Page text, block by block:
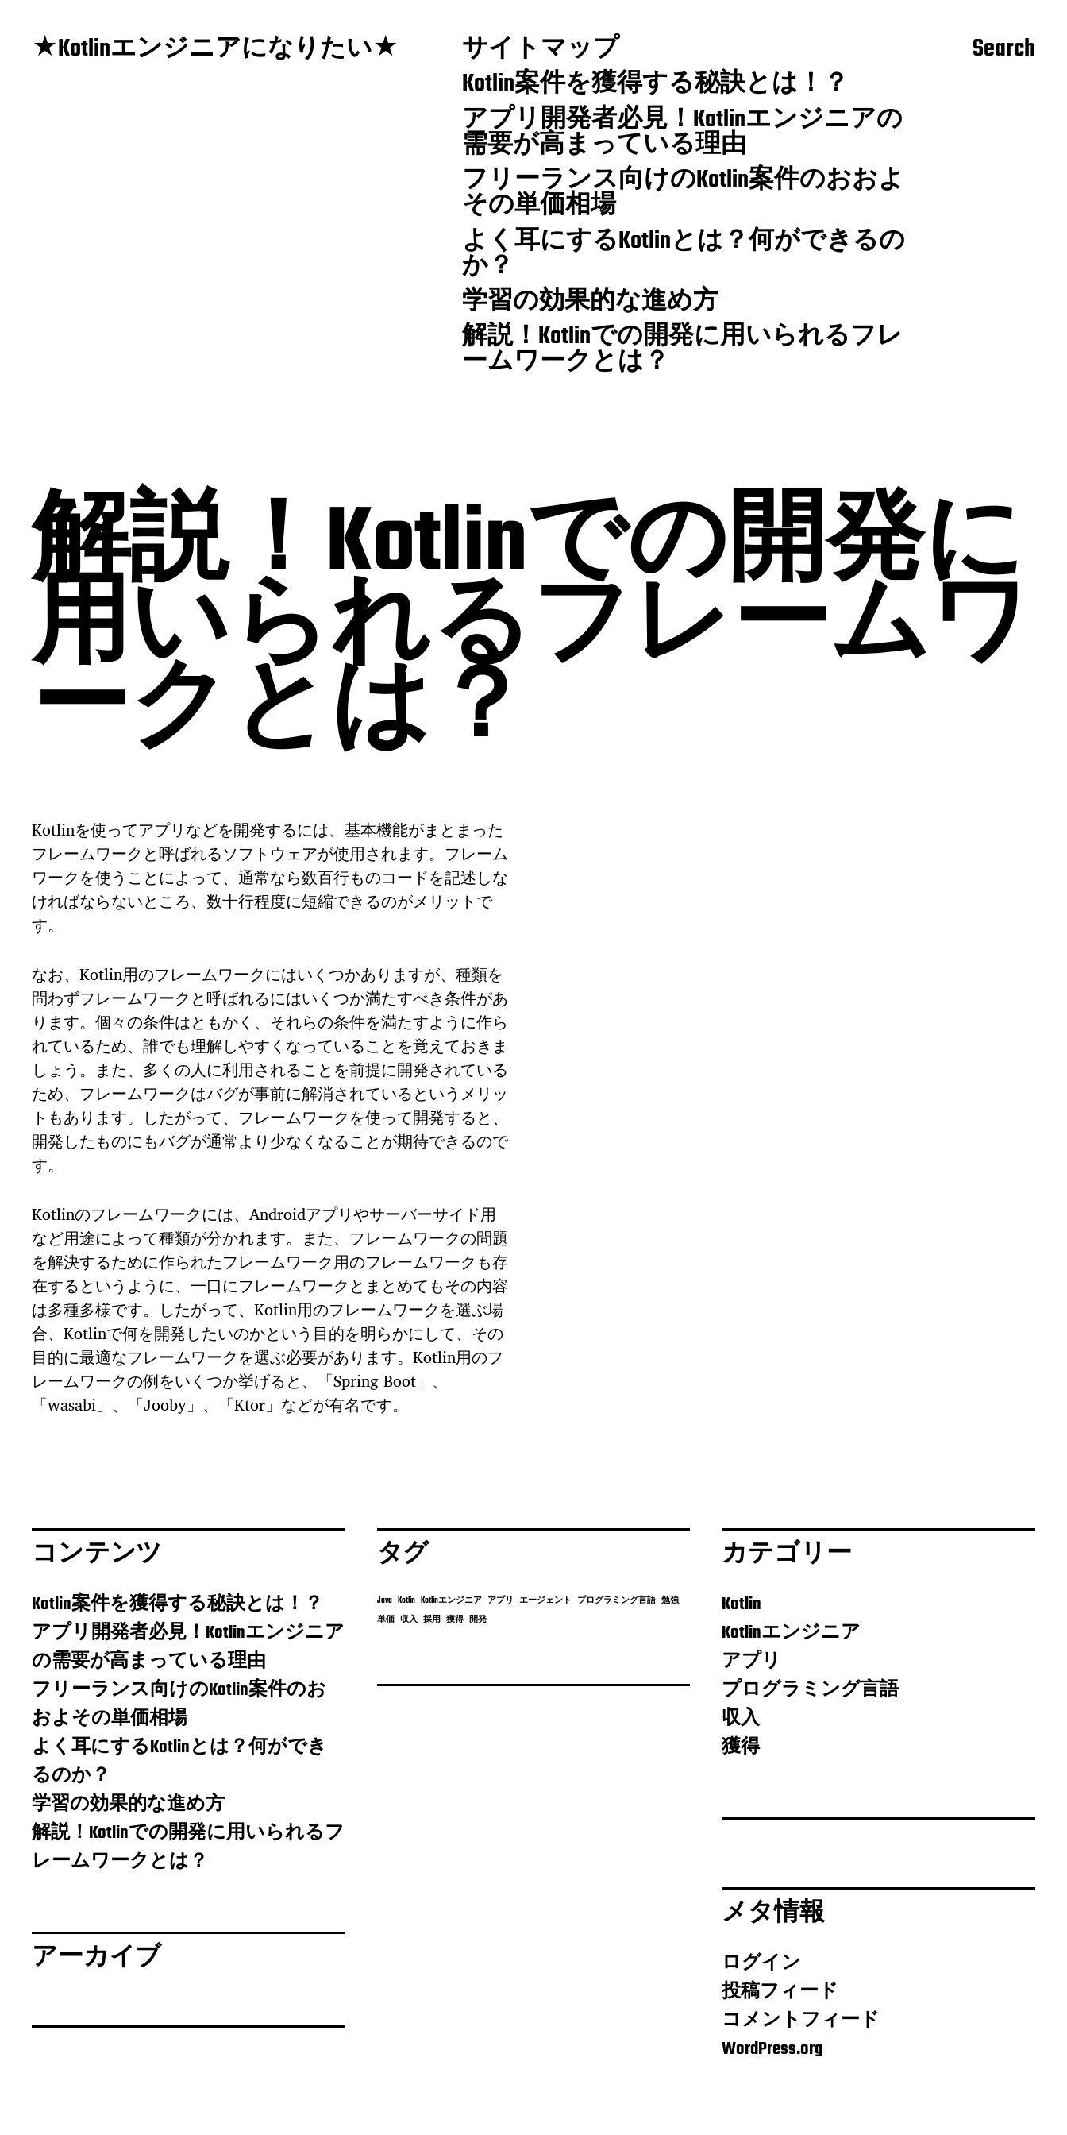
★Kotlinエンジニアになりたい★
サイトマップ
Kotlin案件を獲得する秘訣とは！？
アプリ開発者必見！Kotlinエンジニアの
需要が高まっている理由
フリーランス向けのKotlin案件のおおよ
その単価相場
よく耳にするKotlinとは？何ができるの
か？
学習の効果的な進め方
解説！Kotlinでの開発に用いられるフレ
ームワークとは？
Search
解説！Kotlinでの開発に
用いられるフレームワ
ークとは？
Kotlinを使ってアプリなどを開発するには、基本機能がまとまった
フレームワークと呼ばれるソフトウェアが使用されます。フレーム
ワークを使うことによって、通常なら数百行ものコードを記述しな
ければならないところ、数十行程度に短縮できるのがメリットで
す。
なお、Kotlin用のフレームワークにはいくつかありますが、種類を
問わずフレームワークと呼ばれるにはいくつか満たすべき条件があ
ります。個々の条件はともかく、それらの条件を満たすように作ら
れているため、誰でも理解しやすくなっていることを覚えておきま
しょう。また、多くの人に利用されることを前提に開発されている
ため、フレームワークはバグが事前に解消されているというメリッ
トもあります。したがって、フレームワークを使って開発すると、
開発したものにもバグが通常より少なくなることが期待できるので
す。
Kotlinのフレームワークには、Androidアプリやサーバーサイド用
など用途によって種類が分かれます。また、フレームワークの問題
を解決するために作られたフレームワーク用のフレームワークも存
在するというように、一口にフレームワークとまとめてもその内容
は多種多様です。したがって、Kotlin用のフレームワークを選ぶ場
合、Kotlinで何を開発したいのかという目的を明らかにして、その
目的に最適なフレームワークを選ぶ必要があります。Kotlin用のフ
レームワークの例をいくつか挙げると、「Spring Boot」、
「wasabi」、「Jooby」、「Ktor」などが有名です。
コンテンツ
Kotlin案件を獲得する秘訣とは！？
アプリ開発者必見！Kotlinエンジニア
の需要が高まっている理由
フリーランス向けのKotlin案件のお
およその単価相場
よく耳にするKotlinとは？何ができ
るのか？
学習の効果的な進め方
解説！Kotlinでの開発に用いられるフ
レームワークとは？
アーカイブ
タグ
Java Kotlin Kotlinエンジニア アプリ エージェント プログラミング言語 勉強
単価 収入 採用 獲得 開発
カテゴリー
Kotlin
Kotlinエンジニア
アプリ
プログラミング言語
収入
獲得
メタ情報
ログイン
投稿フィード
コメントフィード
WordPress.org